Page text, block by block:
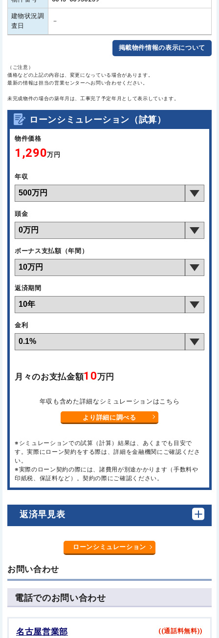
建物状況調
査日
－
掲載物件情報の表示について
（ご注意）
価格などの上記の内容は、変更になっている場合があります。
最新の情報は担当の営業センターへお問い合わせください。
未完成物件の場合の築年月は、工事完了予定年月として表示しています。
ローンシミュレーション（試算）
物件価格
1,290万円
年収
頭金
ボーナス支払額（年間）
返済期間
金利
月々のお支払金額10万円
年収も含めた詳細なシミュレーションはこちら
より詳細に調べる
※シミュレーションでの試算（計算）結果は、あくまでも目安で
す。実際にローン契約をする際は、詳細を金融機関にご確認くださ
い。
※実際のローン契約の際には、諸費用が別途かかります（手数料や
印紙税、保証料など）。契約の際にご確認ください。
返済早見表
ローンシミュレーション
お問い合わせ
電話でのお問い合わせ
名古屋営業部 ((通話料無料))